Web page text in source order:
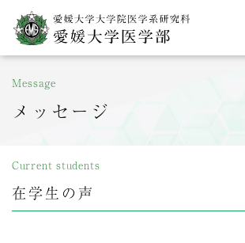
content
Message
メッセージ
Current students
在学生の声